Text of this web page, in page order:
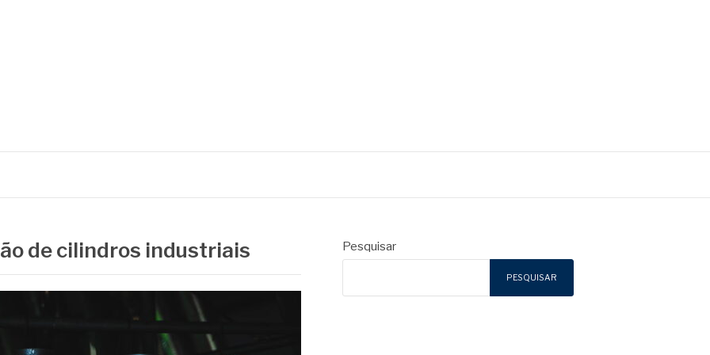
de cilindros industriais Pesquisar
PESQUISAR